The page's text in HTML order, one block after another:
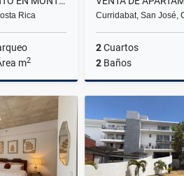
Rica
m2
Alquiler
Curridabat, San José,
2Cuartos
2Baños